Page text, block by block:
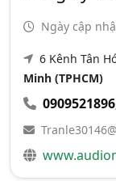
Ngày cập
6 Kênh Tân
Minh (TPHCM)
0909521896